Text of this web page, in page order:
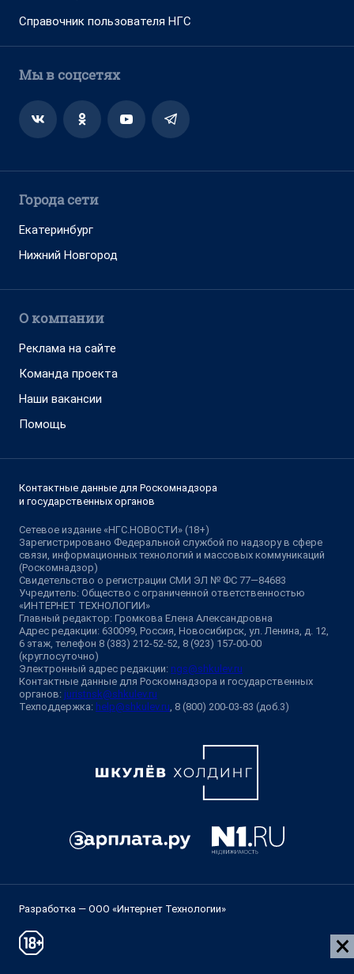
Справочник пользователя НГС
Мы в соцсетях
Города сети
Екатеринбург
Нижний Новгород
О компании
Реклама на сайте
Команда проекта
Наши вакансии
Помощь
Контактные данные для Роскомнадзора
и государственных органов
Сетевое издание «НГС.НОВОСТИ» (18+)
Зарегистрировано Федеральной службой по надзору в сфере
связи, информационных технологий и массовых коммуникаций
(Роскомнадзор)
Свидетельство о регистрации СМИ ЭЛ № ФС 77—84683
Учредитель: Общество с ограниченной ответственностью
«ИНТЕРНЕТ ТЕХНОЛОГИИ»
Главный редактор: Громкова Елена Александровна
Адрес редакции: 630099, Россия, Новосибирск, ул. Ленина, д. 12,
6 этаж, телефон 8 (383) 212-52-52, 8 (923) 157-00-00
(круглосуточно)
Электронный адрес редакции: ngs@shkulev.ru
Контактные данные для Роскомнадзора и государственных
органов: juristnsk@shkulev.ru
Техподдержка: help@shkulev.ru , 8 (800) 200-03-83 (доб.3)
Разработка — ООО «Интернет Технологии»